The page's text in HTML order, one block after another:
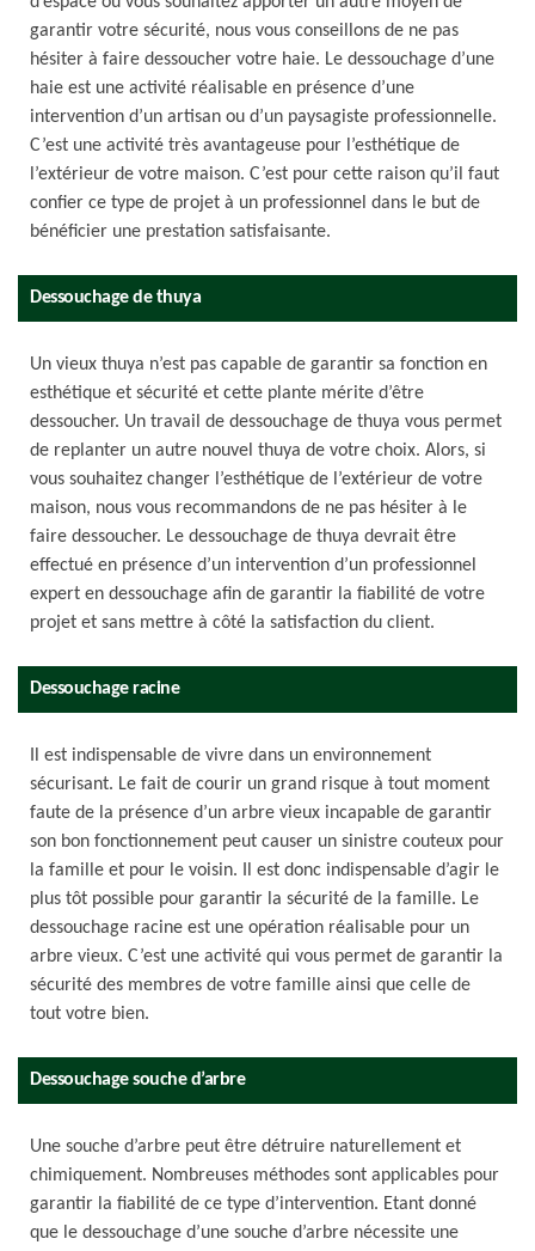
garantir votre sécurité, nous vous conseillons de ne pas
hésiter à faire dessoucher votre haie. Le dessouchage d’une
haie est une activité réalisable en présence d’une
intervention d’un artisan ou d’un paysagiste professionnelle.
C’est une activité très avantageuse pour l’esthétique de
l’extérieur de votre maison. C’est pour cette raison qu’il faut
confier ce type de projet à un professionnel dans le but de
bénéficier une prestation satisfaisante.
Dessouchage de thuya
Un vieux thuya n’est pas capable de garantir sa fonction en
esthétique et sécurité et cette plante mérite d’être
dessoucher. Un travail de dessouchage de thuya vous permet
de replanter un autre nouvel thuya de votre choix. Alors, si
vous souhaitez changer l’esthétique de l’extérieur de votre
maison, nous vous recommandons de ne pas hésiter à le
faire dessoucher. Le dessouchage de thuya devrait être
effectué en présence d’un intervention d’un professionnel
expert en dessouchage afin de garantir la fiabilité de votre
projet et sans mettre à côté la satisfaction du client.
Dessouchage racine
Il est indispensable de vivre dans un environnement
sécurisant. Le fait de courir un grand risque à tout moment
faute de la présence d’un arbre vieux incapable de garantir
son bon fonctionnement peut causer un sinistre couteux pour
la famille et pour le voisin. Il est donc indispensable d’agir le
plus tôt possible pour garantir la sécurité de la famille. Le
dessouchage racine est une opération réalisable pour un
arbre vieux. C’est une activité qui vous permet de garantir la
sécurité des membres de votre famille ainsi que celle de
tout votre bien.
Dessouchage souche d’arbre
Une souche d’arbre peut être détruire naturellement et
chimiquement. Nombreuses méthodes sont applicables pour
garantir la fiabilité de ce type d’intervention. Etant donné
que le dessouchage d’une souche d’arbre nécessite une